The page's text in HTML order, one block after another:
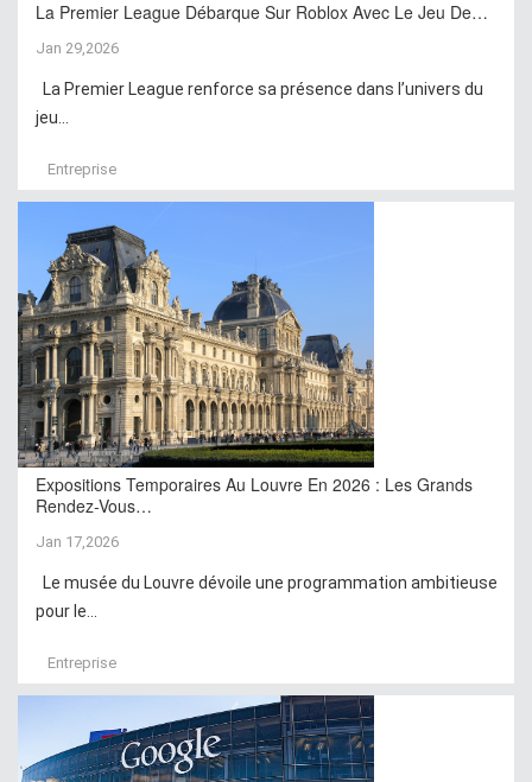
La Premier League Débarque Sur Roblox Avec Le Jeu De…
Jan 29,2026
La Premier League renforce sa présence dans l’univers du
jeu...
Entreprise
Expositions Temporaires Au Louvre En 2026 : Les Grands
Rendez-Vous…
Jan 17,2026
Le musée du Louvre dévoile une programmation ambitieuse
pour le...
Entreprise